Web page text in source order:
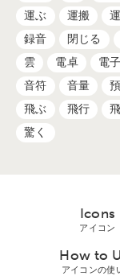
運ぶ
運搬
録音
閉じる
雲
電卓 電
音符
音量
飛ぶ
飛行
驚く
Icons
アイコン
How to
アイコンの使